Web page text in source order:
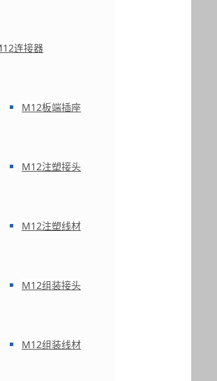
连接器
M12板端插座
M12注塑接头
M12注塑线材
M12组装接头
M12组装线材